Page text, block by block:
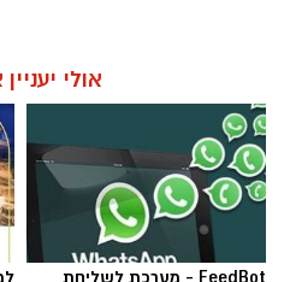
אולי
FeedBot - מערכת לשליחת